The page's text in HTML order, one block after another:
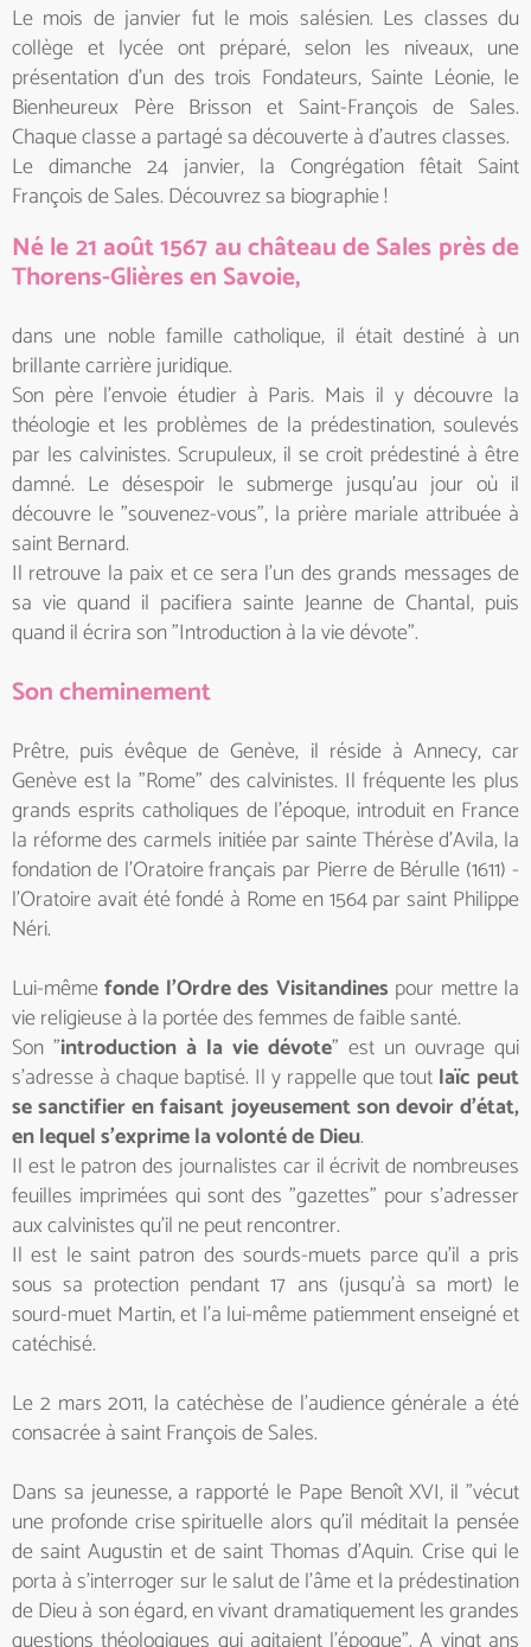
Le mois de janvier fut le mois salésien. Les classes du
collège et lycée ont préparé, selon les niveaux, une
présentation d'un des trois Fondateurs, Sainte Léonie, le
Bienheureux Père Brisson et Saint-François de Sales.
Chaque classe a partagé sa découverte à d'autres classes.
Le dimanche 24 janvier, la Congrégation fêtait Saint
François de Sales. Découvrez sa biographie !
Né le 21 août 1567 au château de Sales près de
Thorens-Glières en Savoie,
dans une noble famille catholique, il était destiné à un
brillante carrière juridique.
Son père l'envoie étudier à Paris. Mais il y découvre la
théologie et les problèmes de la prédestination, soulevés
par les calvinistes. Scrupuleux, il se croit prédestiné à être
damné. Le désespoir le submerge jusqu'au jour où il
découvre le "souvenez-vous", la prière mariale attribuée à
saint Bernard.
Il retrouve la paix et ce sera l'un des grands messages de
sa vie quand il pacifiera sainte Jeanne de Chantal, puis
quand il écrira son "Introduction à la vie dévote".
Son cheminement
Prêtre, puis évêque de Genève, il réside à Annecy, car
Genève est la "Rome" des calvinistes. Il fréquente les plus
grands esprits catholiques de l'époque, introduit en France
la réforme des carmels initiée par sainte Thérèse d'Avila, la
fondation de l'Oratoire français par Pierre de Bérulle (1611) -
l'Oratoire avait été fondé à Rome en 1564 par saint Philippe
Néri.
Lui-mêmefonde l'Ordre des Visitandines pour mettre la
vie religieuse à la portée des femmes de faible santé.
Son "introduction à la vie dévote" est un ouvrage qui
s'adresse à chaque baptisé. Il y rappelle que tout laïc peut
se sanctifier en faisant joyeusement son devoir d'état,
en lequel s'exprime la volonté de Dieu.
Il est le patron des journalistes car il écrivit de nombreuses
feuilles imprimées qui sont des "gazettes" pour s'adresser
aux calvinistes qu'il ne peut rencontrer.
Il est le saint patron des sourds-muets parce qu'il a pris
sous sa protection pendant 17 ans (jusqu'à sa mort) le
sourd-muet Martin, et l'a lui-même patiemment enseigné et
catéchisé.
Le 2 mars 2011, la catéchèse de l'audience générale a été
consacrée à saint François de Sales.
Dans sa jeunesse, a rapporté le Pape Benoît XVI, il "vécut
une profonde crise spirituelle alors qu'il méditait la pensée
de saint Augustin et de saint Thomas d'Aquin. Crise qui le
porta à s'interroger sur le salut de l'âme et la prédestination
de Dieu à son égard, en vivant dramatiquement les grandes